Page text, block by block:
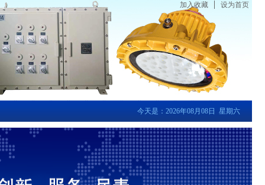
加入收藏 设为首页
今天是：2026年08月08日 星期六